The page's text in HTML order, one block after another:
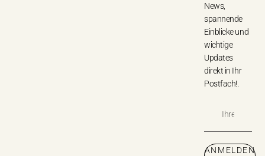
News,
spannende
Einblicke und
wichtige
Updates
direkt in Ihr
Postfach!.
ANMELDEN